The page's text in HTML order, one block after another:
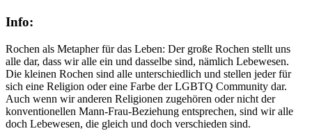
Info:
Rochen als Metapher für das Leben: Der große Rochen stellt uns
alle dar, dass wir alle ein und dasselbe sind, nämlich Lebewesen.
Die kleinen Rochen sind alle unterschiedlich und stellen jeder für
sich eine Religion oder eine Farbe der LGBTQ Community dar.
Auch wenn wir anderen Religionen zugehören oder nicht der
konventionellen Mann-Frau-Beziehung entsprechen, sind wir alle
doch Lebewesen, die gleich und doch verschieden sind.